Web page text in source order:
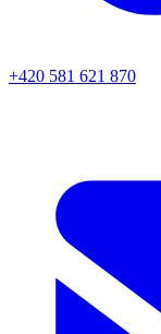
+420 581 621 870